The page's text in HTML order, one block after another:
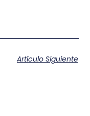
Artículo Siguiente